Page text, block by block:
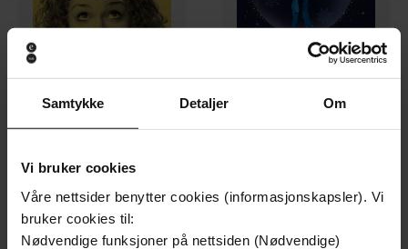
Samtykke Detaljer Om
Vi bruker cookies
Våre nettsider benytter cookies (informasjonskapsler). Vi
bruker cookies til:
Nødvendige funksjoner på nettsiden (Nødvendige)
236,-
LYDBOK
236,-